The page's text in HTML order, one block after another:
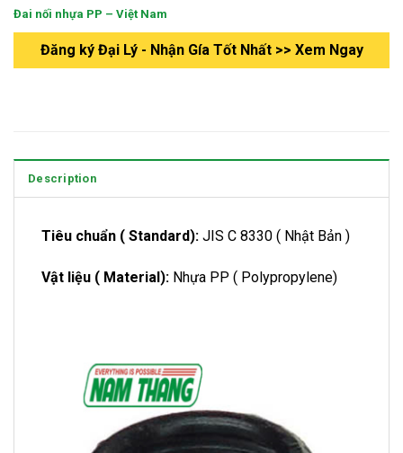
Đai nối nhựa PP – Việt Nam
Đăng ký Đại Lý - Nhận Gía Tốt Nhất >> Xem Ngay
Description
Tiêu chuẩn ( Standard): JIS C 8330 ( Nhật Bản )
Vật liệu ( Material): Nhựa PP ( Polypropylene)